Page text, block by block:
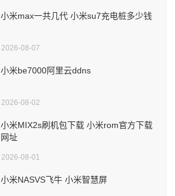
小米max一共几代 小米su7充电桩多少钱
2026-08-07
小米be7000阿里云ddns
2026-08-02
小米MIX2s刷机包下载 小米rom官方下载
网址
2026-08-01
小米NASVS飞牛 小米智慧屏